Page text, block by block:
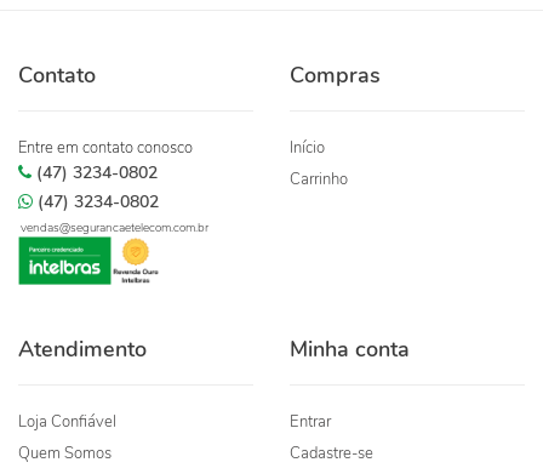
Contato
Entre em contato conosco
(47) 3234-0802
(47) 3234-0802
vendas@segurancaetelecom.com.br
Compras
Início
Carrinho
Atendimento
Loja Confiável
Quem Somos
Minha conta
Entrar
Cadastre-se